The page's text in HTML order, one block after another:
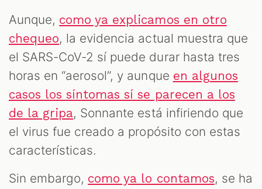
Aunque, como ya explicamos en otro
chequeo, la evidencia actual muestra que
el SARS-CoV-2 sí puede durar hasta tres
horas en “aerosol”, y aunque en algunos
casos los síntomas sí se parecen a los
de la gripa, Sonnante está infiriendo que
el virus fue creado a propósito con estas
características.
Sin embargo, como ya lo contamos, se ha